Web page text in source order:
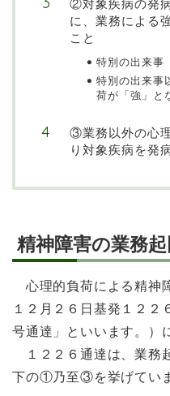
②対象疾病の発
に、業務による
こと
特別の出来事
特別の出来事
荷が「強」と
③業務以外の心
り対象疾病を発
精神障害の業務
心理的負荷による精神
１２月２６日基発１２２
号通達」といいます。）
１２２６通達は、業務
下の①乃至③を挙げてい